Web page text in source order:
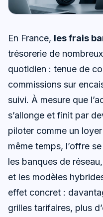
En France, les frais
trésorerie de nombreux
quotidien : tenue de
commissions sur
suivi. À mesure que
s’allonge et finit par
piloter comme un
même temps, l’offre
les banques de
et les modèles
effet concret :
grilles tarifaires, plus